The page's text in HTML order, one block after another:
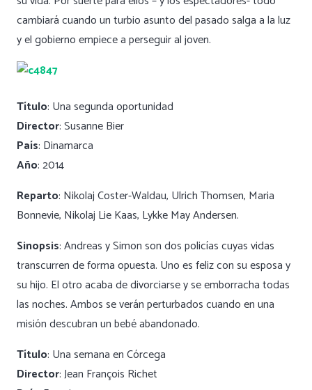
cambiará cuando un turbio asunto del pasado salga a la luz
y el gobierno empiece a perseguir al joven.
Título: Una segunda oportunidad
Director: Susanne Bier
País: Dinamarca
Año: 2014
Reparto: Nikolaj Coster-Waldau, Ulrich Thomsen, Maria
Bonnevie, Nikolaj Lie Kaas, Lykke May Andersen.
Sinopsis: Andreas y Simon son dos policías cuyas vidas
transcurren de forma opuesta. Uno es feliz con su esposa y
su hijo. El otro acaba de divorciarse y se emborracha todas
las noches. Ambos se verán perturbados cuando en una
misión descubran un bebé abandonado.
Título: Una semana en Córcega
Director: Jean François Richet